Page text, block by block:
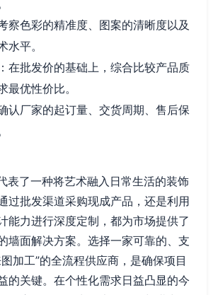
察色彩的精准度、图案的清晰度以及
水平。
：在批发价的基础上，综合比较产品质
最优性价比。
认厂家的起订量、交货周期、售后保
表了一种将艺术融入日常生活的装饰
过批发渠道采购现成产品，还是利用
能力进行深度定制，都为市场提供了
墙面解决方案。选择一家可靠的、支
加工”的全流程供应商，是确保项目
的关键。在个性化需求日益凸显的今